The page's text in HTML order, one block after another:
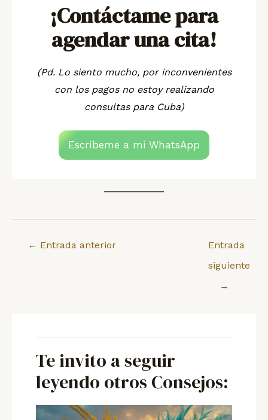
¡Contáctame para
agendar una cita!
(Pd. Lo siento mucho, por inconvenientes
con los pagos no estoy realizando
consultas para Cuba)
Escríbeme a mi WhatsApp
Navegación
← Entrada anterior
Entrada
siguiente
→
Te invito a seguir
leyendo otros Consejos: